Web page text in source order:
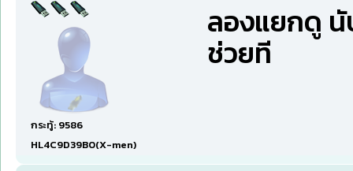
กระทู้: 9586
HL4C9D39B0(X-men)
ลองแยกดู นั
ช่วยที